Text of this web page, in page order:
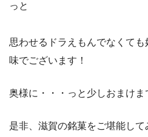
っと
思わせるドラえもんでなくて
味でございます！
奥様に・・・っと少しおまけま
是非、滋賀の銘菓をご堪能して